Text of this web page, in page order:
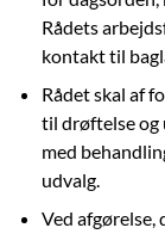
Rådets
kontakt til
Rådet skal af
til drøftelse og
med
udvalg.
Ved